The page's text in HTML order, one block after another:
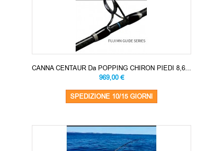
CANNA CENTAUR Da POPPING CHIRON PIEDI 8,6...
969,00 €
SPEDIZIONE 10/15 GIORNI